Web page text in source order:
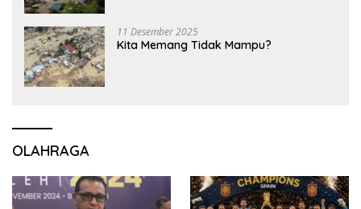
11 Desember 2025
Kita Memang Tidak Mampu?
OLAHRAGA